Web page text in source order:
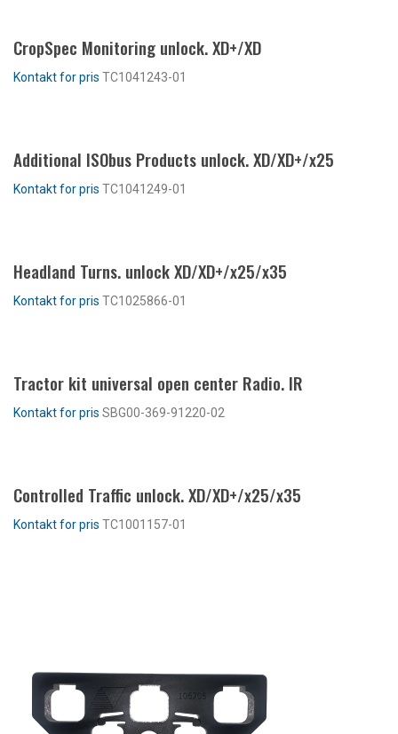
CropSpec Monitoring unlock. XD+/XD
TC1041243-01
Additional ISObus Products unlock. XD/XD+/x25
TC1041249-01
Headland Turns. unlock XD/XD+/x25/x35
TC1025866-01
Tractor kit universal open center Radio. IR
SBG00-369-91220-02
Controlled Traffic unlock. XD/XD+/x25/x35
TC1001157-01